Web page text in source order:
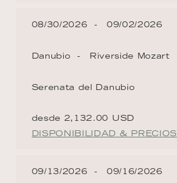
08/30/2026 09/02/2026
Danubio Riverside Mozart
Serenata del Danubio
desde 2,132.00 USD
DISPONIBILIDAD & PRECIOS
09/13/2026 09/16/2026